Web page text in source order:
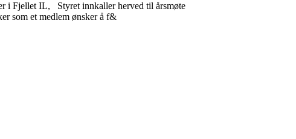
Fjellet IL, Styret innkaller herved til årsmøte
som et medlem ønsker å f&